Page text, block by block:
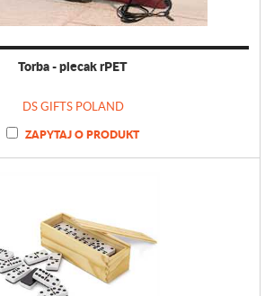
Torba - plecak rPET
DS GIFTS POLAND
ZAPYTAJ O PRODUKT